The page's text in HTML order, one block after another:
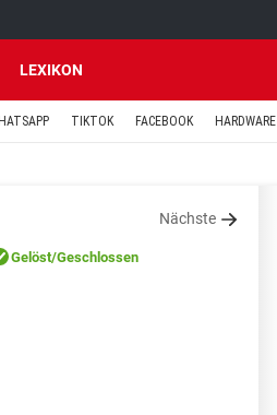
LEXIKON
TIKTOK FACEBOOK HARDWARE
Nächste
Gelöst/Geschlossen